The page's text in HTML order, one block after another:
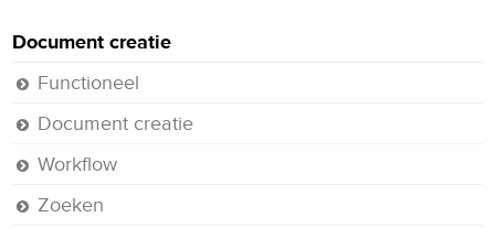
Document creatie
Functioneel
Document creatie
Workflow
Zoeken